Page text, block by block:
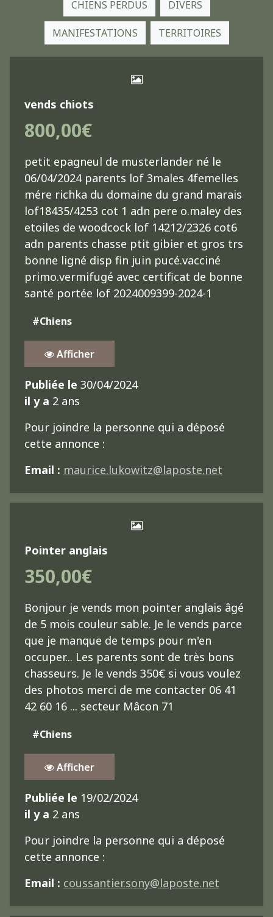
CHIENS PERDUS DIVERS
MANIFESTATIONS TERRITOIRES
vends chiots
800,00€
petit epagneul de musterlander né le
06/04/2024 parents lof 3males 4femelles
mére richka du domaine du grand marais
lof18435/4253 cot 1 adn pere o.maley des
etoiles de woodcock lof 14212/2326 cot6
adn parents chasse ptit gibier et gros trs
bonne ligné disp fin juin pucé.vacciné
primo.vermifugé avec certificat de bonne
santé portée lof 2024009399-2024-1
#Chiens
Afficher
Publiée le 30/04/2024
il y a 2 ans
Pour joindre la personne qui a déposé
cette annonce :
Email : maurice.lukowitz@laposte.net
Pointer anglais
350,00€
Bonjour je vends mon pointer anglais âgé
de 5 mois couleur sable. Je le vends parce
que je manque de temps pour m'en
occuper... Les parents sont de très bons
chasseurs. Je le vends 350€ si vous voulez
des photos merci de me contacter 06 41
42 60 16 ... secteur Mâcon 71
#Chiens
Afficher
Publiée le 19/02/2024
il y a 2 ans
Pour joindre la personne qui a déposé
cette annonce :
Email : coussantier.sony@laposte.net